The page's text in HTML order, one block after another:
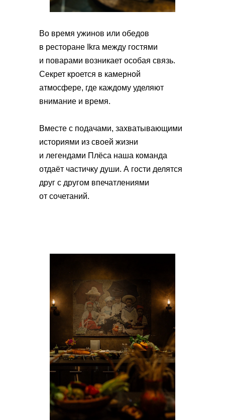
Во время ужинов или обедов
в ресторане Ikra между гостями
и поварами возникает особая связь.
Секрет кроется в камерной
атмосфере, где каждому уделяют
внимание и время.
Вместе с подачами, захватывающими
историями из своей жизни
и легендами Плёса наша команда
отдаёт частичку души. А гости делятся
друг с другом впечатлениями
от сочетаний.